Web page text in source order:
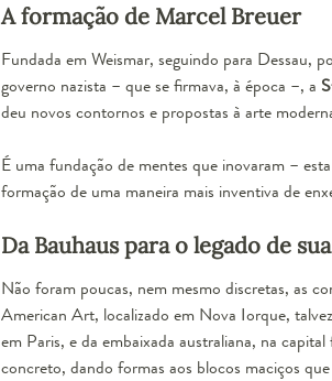
A formação de Marcel Breuer
Fundada em Weismar, seguindo para Dessau,
governo nazista – que se firmava, à época –, a
deu novos contornos e propostas à arte
É uma fundação de mentes que inovaram –
formação de uma maneira mais inventiva de
Da Bauhaus para o legado de
Não foram poucas, nem mesmo discretas, as
American Art, localizado em Nova Iorque,
em Paris, e da embaixada australiana, na
concreto, dando formas aos blocos maciços